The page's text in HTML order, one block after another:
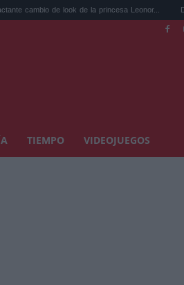
de look de la princesa Leonor... Disney+
TIEMPO VIDEOJUEGOS